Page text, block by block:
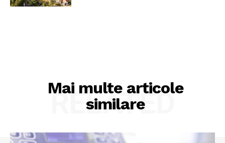
Mai multe articole
similare
RELATED